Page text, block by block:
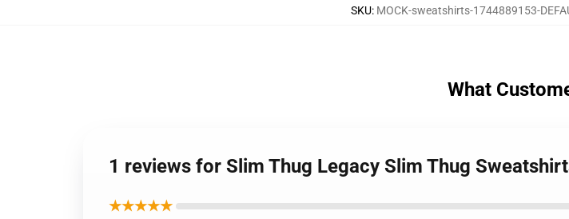
SKU: MOCK-sweatshirts-1744889153-
What
1 reviews for Slim Thug Legacy Slim Thug
★★★★★